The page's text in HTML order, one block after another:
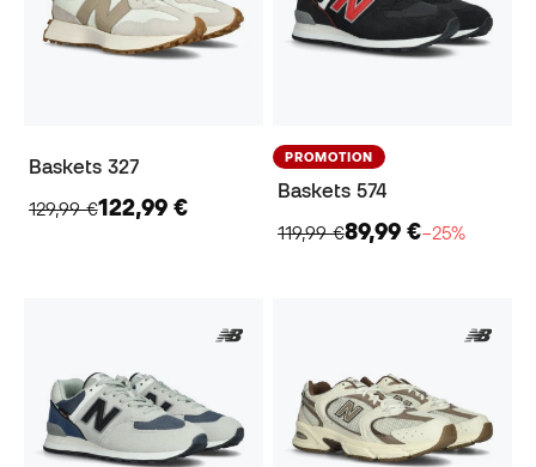
Baskets 327
129,99 €122,99 €
PROMOTION
Baskets 574
119,99 €89,99 €−25%